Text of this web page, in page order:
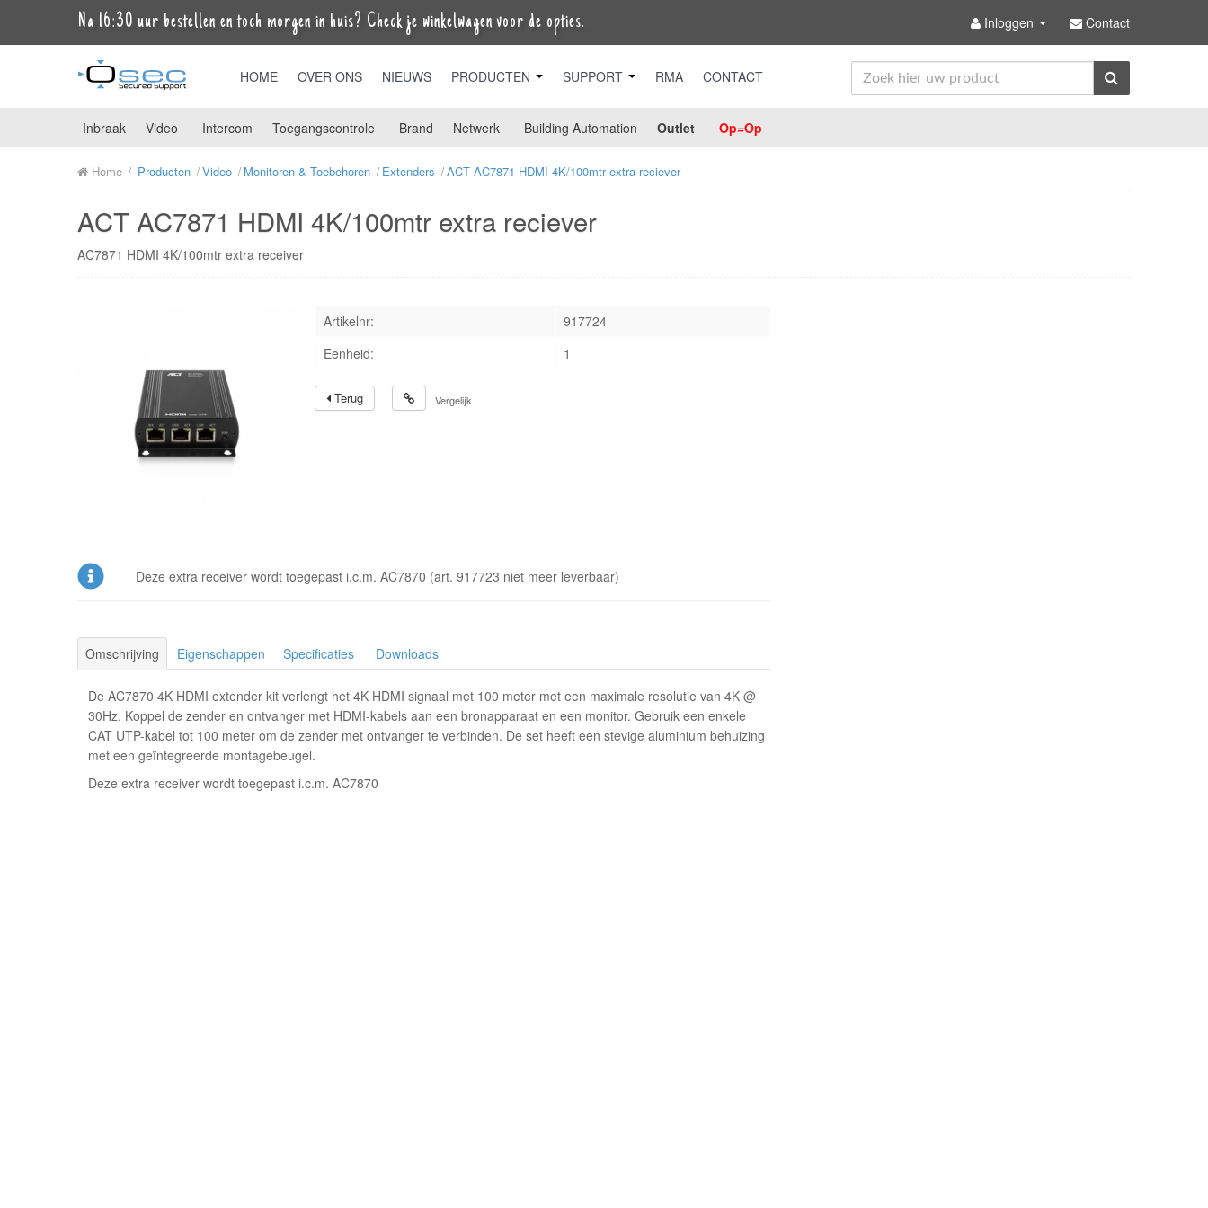
Na 16:30 uur bestellen en toch morgen in huis? Check je winkelwagen voor de opties. Inloggen Contact
HOME OVER ONS NIEUWS PRODUCTEN SUPPORT RMA CONTACT
Inbraak Video Intercom Toegangscontrole Brand Netwerk Building Automation Outlet Op=Op
Home Producten Video Monitoren & Toebehoren Extenders ACT AC7871 HDMI 4K/100mtr extra reciever
ACT AC7871 HDMI 4K/100mtr extra reciever
AC7871 HDMI 4K/100mtr extra receiver
Artikelnr:
917724
Eenheid:
1
Terug Vergelijk
Deze extra receiver wordt toegepast i.c.m. AC7870 (art. 917723 niet meer leverbaar)
Omschrijving Eigenschappen Specificaties Downloads
De AC7870 4K HDMI extender kit verlengt het 4K HDMI signaal met 100 meter met een maximale resolutie van 4K @
30Hz. Koppel de zender en ontvanger met HDMI-kabels aan een bronapparaat en een monitor. Gebruik een enkele
CAT UTP-kabel tot 100 meter om de zender met ontvanger te verbinden. De set heeft een stevige aluminium behuizing
met een geïntegreerde montagebeugel.
Deze extra receiver wordt toegepast i.c.m. AC7870